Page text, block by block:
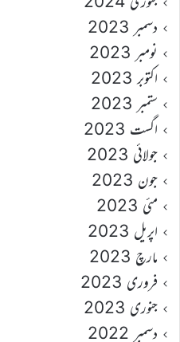
دسمبر 2023
نومبر 2023
اکتوبر 2023
ستمبر 2023
اگست 2023
جولائی 2023
جون 2023
مئی 2023
اپریل 2023
مارچ 2023
فروری 2023
جنوری 2023
دسمبر 2022